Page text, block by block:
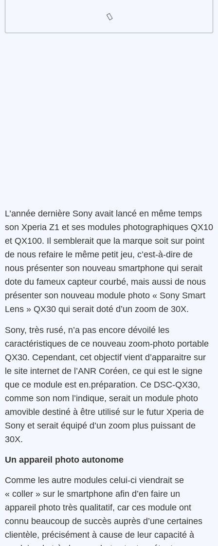
L’année dernière Sony avait lancé en même temps
son Xperia Z1 et ses modules photographiques QX10
et QX100. Il semblerait que la marque soit sur point
de nous refaire le même petit jeu, c’est-à-dire de
nous présenter son nouveau smartphone qui serait
dote du fameux capteur courbé, mais aussi de nous
présenter son nouveau module photo « Sony Smart
Lens » QX30 qui serait doté d’un zoom de 30X.
Sony, très rusé, n’a pas encore dévoilé les
caractéristiques de ce nouveau zoom-photo portable
QX30. Cependant, cet objectif vient d’apparaitre sur
le site internet de l’ANR Coréen, ce qui est le signe
que ce module est en.préparation. Ce DSC-QX30,
comme son nom l’indique, serait un module photo
amovible destiné à être utilisé sur le futur Xperia de
Sony et serait équipé d’un zoom plus puissant de
30X.
Un appareil photo autonome
Comme les autre modules celui-ci viendrait se
« coller » sur le smartphone afin d’en faire un
appareil photo très qualitatif, car ces module ont
connu beaucoup de succès auprès d’une certaines
clientèle, précisément à cause de leur capacité à